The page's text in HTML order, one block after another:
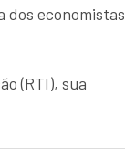
dos economistas
(RTI), sua